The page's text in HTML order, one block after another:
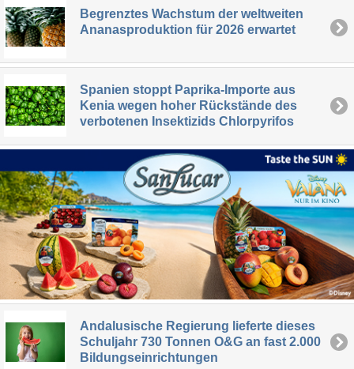
Begrenztes Wachstum der weltweiten
Ananasproduktion für 2026 erwartet
Spanien stoppt Paprika-Importe aus
Kenia wegen hoher Rückstände des
verbotenen Insektizids Chlorpyrifos
Andalusische Regierung lieferte dieses
Schuljahr 730 Tonnen O&G an fast 2.000
Bildungseinrichtungen